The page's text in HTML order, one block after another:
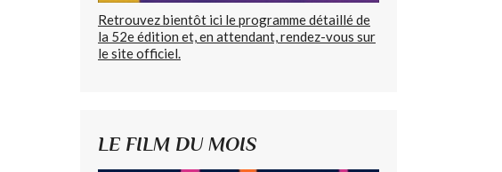
Retrouvez bientôt ici le programme détaillé de
la 52e édition et, en attendant, rendez-vous sur
le site officiel.
LE FILM DU MOIS